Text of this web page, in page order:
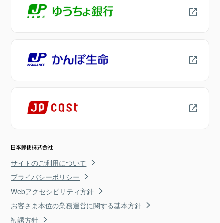
サイトのご利用について
プライバシーポリシー
Webアクセシビリティ方針
お客さま本位の業務運営に関する基本方針
勧誘方針